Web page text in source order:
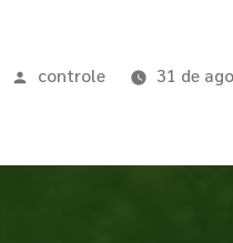
controle 31 de